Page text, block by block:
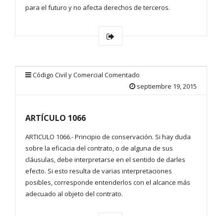
para el futuro y no afecta derechos de terceros.
Código Civil y Comercial Comentado
septiembre 19, 2015
ARTÍCULO 1066
ARTICULO 1066.- Principio de conservación. Si hay duda
sobre la eficacia del contrato, o de alguna de sus
cláusulas, debe interpretarse en el sentido de darles
efecto. Si esto resulta de varias interpretaciones
posibles, corresponde entenderlos con el alcance más
adecuado al objeto del contrato.